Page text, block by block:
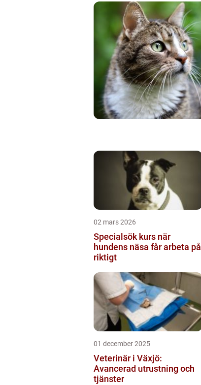
02 mars 2026
Specialsök kurs när
hundens näsa får arbeta på
riktigt
01 december 2025
Veterinär i Växjö:
Avancerad utrustning och
tjänster